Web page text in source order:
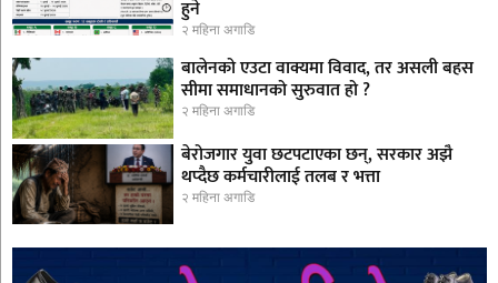
हुने
२ महिना अगाडि
बालेनको एउटा वाक्यमा विवाद, तर असली बहस
सीमा समाधानको सुरुवात हो ?
२ महिना अगाडि
बेरोजगार युवा छटपटाएका छन्, सरकार अझै
थप्दैछ कर्मचारीलाई तलब र भत्ता
२ महिना अगाडि